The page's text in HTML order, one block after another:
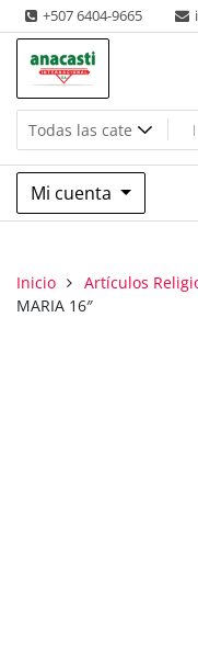
Saltar
al
contenido
+507 6404-9665
Anacasti
Ventas de productos al
navidad, religioso y
Mi cuenta
Inicio Artículos
MARIA 16″